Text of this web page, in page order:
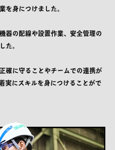
を身につけました。
器の配線や設置作業、安全管理の
た。
確に守ることやチームでの連携が
実にスキルを身につけることがで